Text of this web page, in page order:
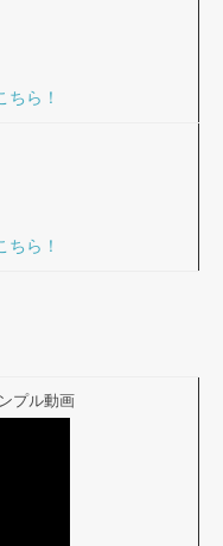
ちら！
ちら！
プル動画